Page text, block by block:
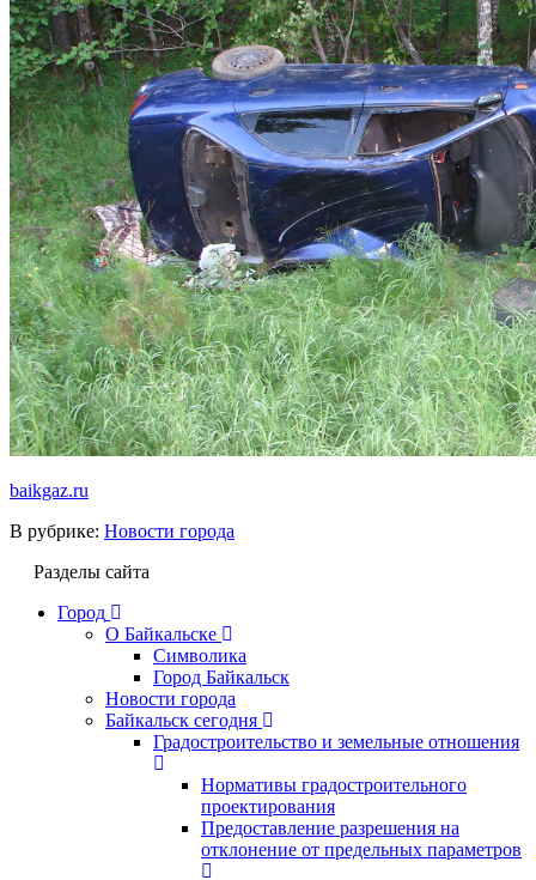
baikgaz.ru
В рубрике: Новости города
Разделы сайта
Город
О Байкальске
Символика
Город Байкальск
Новости города
Байкальск сегодня
Градостроительство и земельные отношения
Нормативы градостроительного
проектирования
Предоставление разрешения на
отклонение от предельных параметров